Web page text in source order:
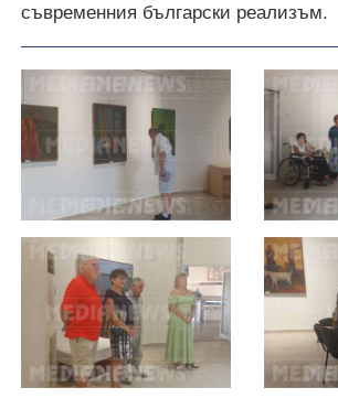
съвременния български реализъм.